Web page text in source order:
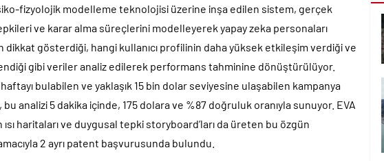
fizyolojik modelleme teknolojisi üzerine inşa edilen sistem, gerçek
ve karar alma süreçlerini modelleyerek yapay zeka personaları
gösterdiği, hangi kullanıcı profilinin daha yüksek etkileşim verdiği ve
gibi veriler analiz edilerek performans tahminine dönüştürülüyor.
bulabilen ve yaklaşık 15 bin dolar seviyesine ulaşabilen kampanya
, bu analizi 5 dakika içinde, 175 dolara ve %87 doğruluk oranıyla sunuyor. EVA
haritaları ve duygusal tepki storyboard’ları da üreten bu özgün
2 ayrı patent başvurusunda bulundu.